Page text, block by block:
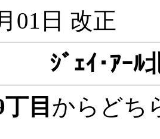
01日 改正
ｼﾞｪｲ･ｱｰﾙ
目 からどち